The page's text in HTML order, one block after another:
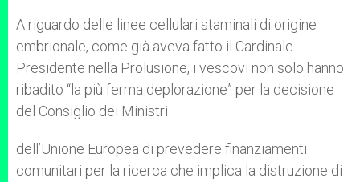
A riguardo delle linee cellulari staminali di origine
embrionale, come già aveva fatto il Cardinale
Presidente nella Prolusione, i vescovi non solo hanno
ribadito “la più ferma deplorazione” per la decisione
del Consiglio dei Ministri
dell’Unione Europea di prevedere finanziamenti
comunitari per la ricerca che implica la distruzione di